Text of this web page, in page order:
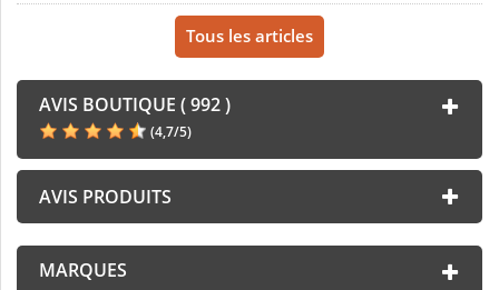
Tous les articles
AVIS BOUTIQUE ( 992 )
(4,7/5)
AVIS PRODUITS
MARQUES